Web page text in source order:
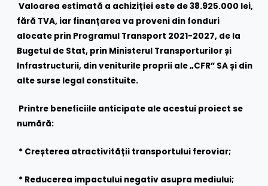
Valoarea estimată a achiziției este de 38.925.000 lei,
fără TVA, iar finanțarea va proveni din fonduri
alocate prin Programul Transport 2021-2027, de la
Bugetul de Stat, prin Ministerul Transporturilor și
Infrastructurii, din veniturile proprii ale „CFR” SA și din
alte surse legal constituite.
Printre beneficiile anticipate ale acestui proiect se
numără:
* Creșterea atractivității transportului feroviar;
* Reducerea impactului negativ asupra mediului;